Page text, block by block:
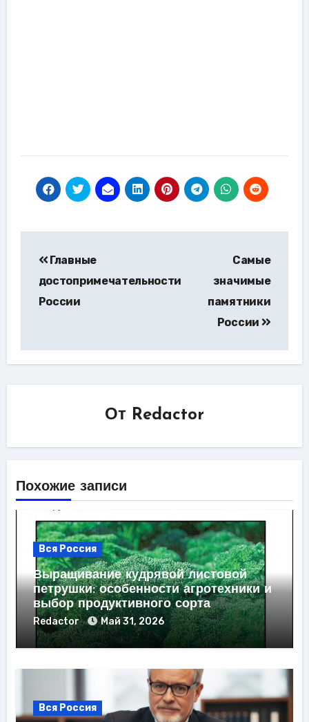
по
записям
Главные
достопримечательности
России
Самые
значимые
памятники
России
От Redactor
Похожие записи
Вся Россия
Выращивание кудрявой листовой
петрушки: особенности агротехники и
выбор продуктивного сорта
Redactor Май 31, 2026
Вся Россия